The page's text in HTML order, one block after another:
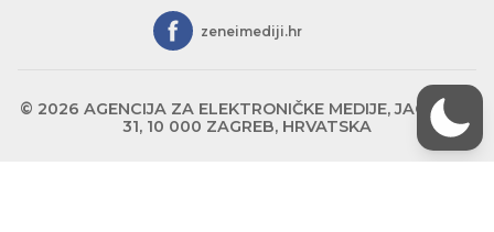
zeneimediji.hr
© 2026 AGENCIJA ZA ELEKTRONIČKE MEDIJE, JAGIĆEVA
31, 10 000 ZAGREB, HRVATSKA